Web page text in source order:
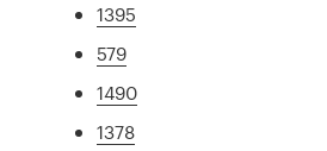
1395
579
1490
1378